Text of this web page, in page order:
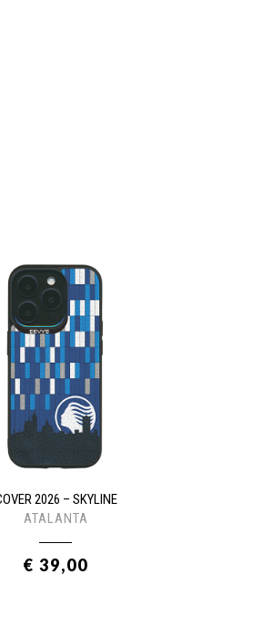
2026 – SKYLINE
ATALANTA
€ 39,00